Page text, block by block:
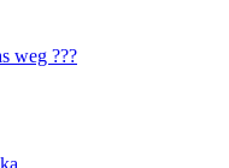
weg ???